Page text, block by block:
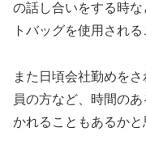
の話し合いをする時
トバッグを使用され
また日頃会社勤めを
員の方など、時間の
かれることもあるかと